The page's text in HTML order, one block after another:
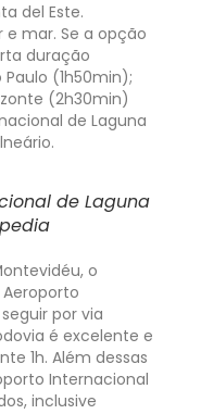
del Este.
mar. Se a opção
duração
(1h50min);
(2h30min)
de Laguna
de Laguna
o
por via
é excelente e
1h. Além dessas
Internacional
inclusive